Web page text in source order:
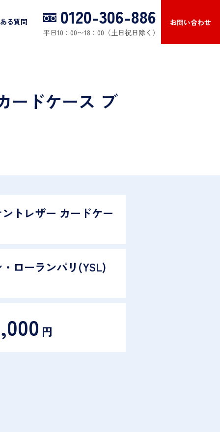
る質問 0120-306-886
平日10：00〜18：00（土日祝日除く）
お問い合わせ
ードケース ブ
トレザー カードケー
ローランパリ(YSL)
円